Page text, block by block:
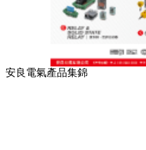
安良電氣產品集錦